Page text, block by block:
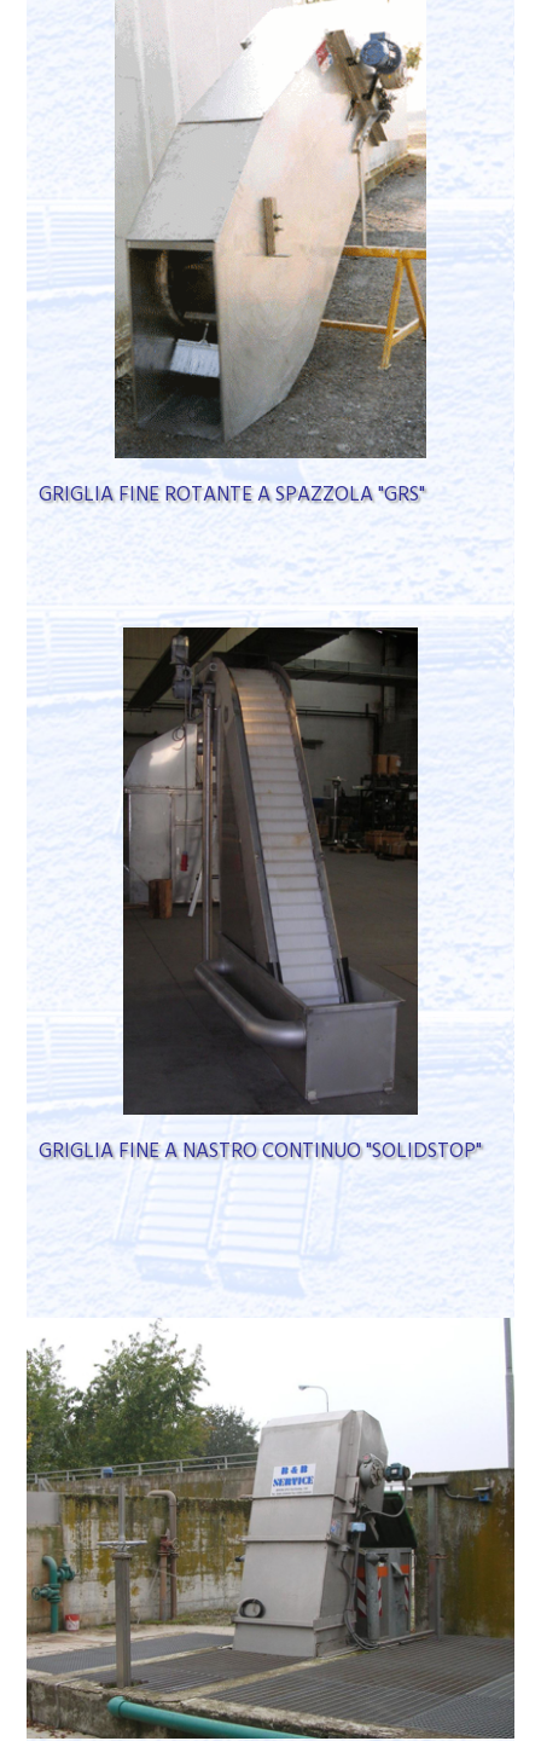
GRIGLIA FINE ROTANTE A SPAZZOLA "GRS"
GRIGLIA FINE A NASTRO CONTINUO "SOLIDSTOP"